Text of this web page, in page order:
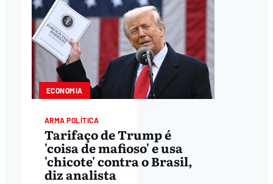
ECONOMIA
ARMA POLÍTICA
Tarifaço de Trump é
'coisa de mafioso' e usa
'chicote' contra o Brasil,
diz analista